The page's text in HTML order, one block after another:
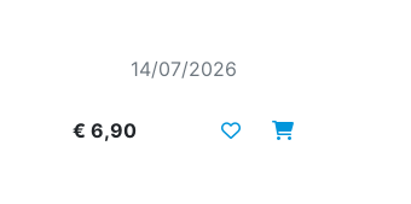
14/07/2026
€ 6,90